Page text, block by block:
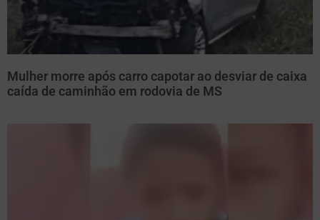
Mulher morre após carro capotar ao desviar de caixa
caída de caminhão em rodovia de MS